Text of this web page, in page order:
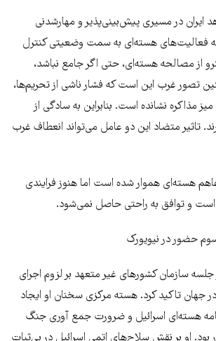
ایران در مسیری پیش‌بینی‌پذیر و مهارشدنی
فعالیت‌های هسته‌ای به سمت وضعیتی کنترل
از مصالحه هسته‌ای، حتی اگر جامع نباشد،
تصور غرب این است که فشار ناشی از تحریم‌ها،
مذاکره نشانده است. بنابراین به سادگی از
تاثیر متضاد این دو عامل می‌تواند انعطاف غرب
هسته‌ای هموار شده است اما هنوز فرایندی
است و توافق به راحتی حاصل نمی‌شود.
حضور در نیویورک
سازمان کشور‌های غیر متعهد بر لزوم اجرای
جهان تاکید کرد. هسته مرکزی سخنان او ایجاد
هسته‌ای اسرائیل و ضرورت جمع آوری جنگ